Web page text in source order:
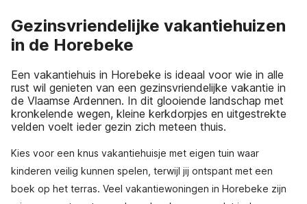
Gezinsvriendelijke vakantiehuizen
in de Horebeke
Een vakantiehuis in Horebeke is ideaal voor wie in alle
rust wil genieten van een gezinsvriendelijke vakantie in
de Vlaamse Ardennen. In dit glooiende landschap met
kronkelende wegen, kleine kerkdorpjes en uitgestrekte
velden voelt ieder gezin zich meteen thuis.
Kies voor een knus vakantiehuisje met eigen tuin waar
kinderen veilig kunnen spelen, terwijl jij ontspant met een
boek op het terras. Veel vakantiewoningen in Horebeke zijn